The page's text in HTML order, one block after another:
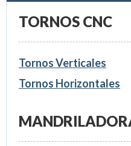
TORNOS CNC
Tornos Verticales
Tornos Horizontales